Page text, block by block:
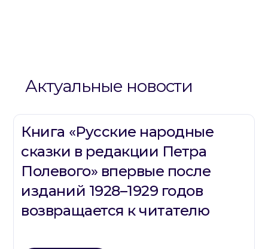
Актуальные новости
Книга «Русские народные
сказки в редакции Петра
Полевого» впервые после
изданий 1928–1929 годов
возвращается к читателю